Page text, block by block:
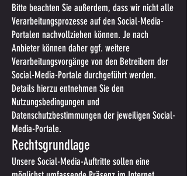
Bitte beachten Sie außerdem, dass wir nicht alle
Verarbeitungsprozesse auf den Social-Media-
Portalen nachvollziehen können. Je nach
Anbieter können daher ggf. weitere
Verarbeitungsvorgänge von den Betreibern der
Social-Media-Portale durchgeführt werden.
Details hierzu entnehmen Sie den
Nutzungsbedingungen und
Datenschutzbestimmungen der jeweiligen Social-
Media-Portale.
Rechtsgrundlage
Unsere Social-Media-Auftritte sollen eine